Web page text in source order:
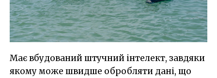
Має вбудований штучний інтелект, завдяки
якому може швидше обробляти дані, що